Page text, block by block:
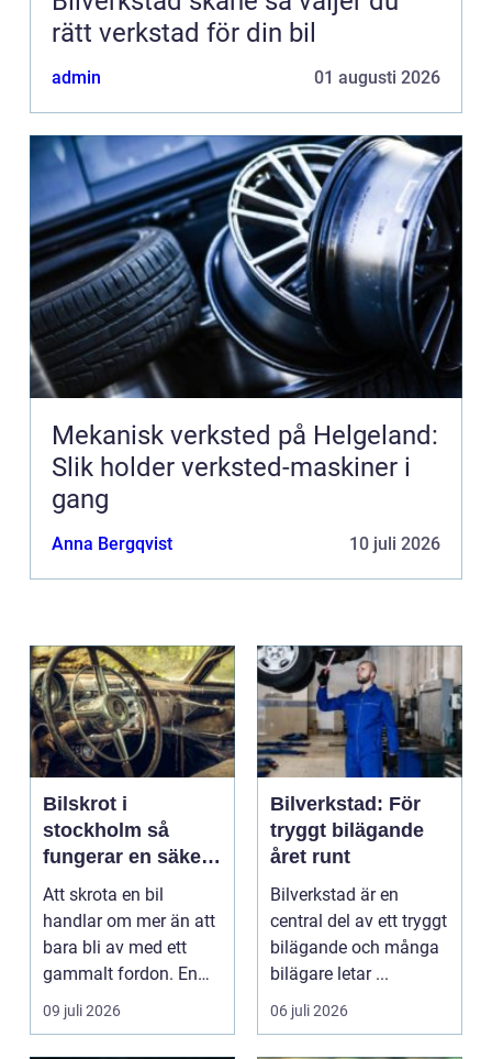
rätt verkstad för din bil
admin 01 augusti 2026
Mekanisk verksted på Helgeland:
Slik holder verksted-maskiner i
gang
Anna Bergqvist 10 juli 2026
Bilskrot i
stockholm så
fungerar en säker
och miljövänlig
skrotning
Att skrota en bil
handlar om mer än att
bara bli av med ett
gammalt fordon. En
genomtänkt skrotning
09 juli 2026
Bilverkstad: För
tryggt bilägande
året runt
Bilverkstad är en
central del av ett tryggt
bilägande och många
bilägare letar ...
06 juli 2026